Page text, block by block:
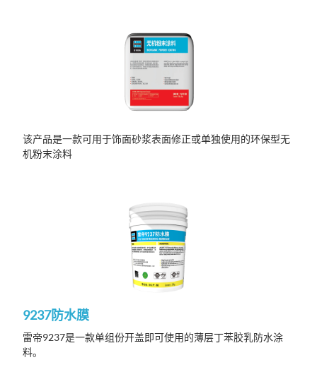
该产品是一款可用于饰面砂浆表面修正或单独使用的环保型无
机粉末涂料
9237防水膜
雷帝9237是一款单组份开盖即可使用的薄层丁苯胶乳防水涂
料。